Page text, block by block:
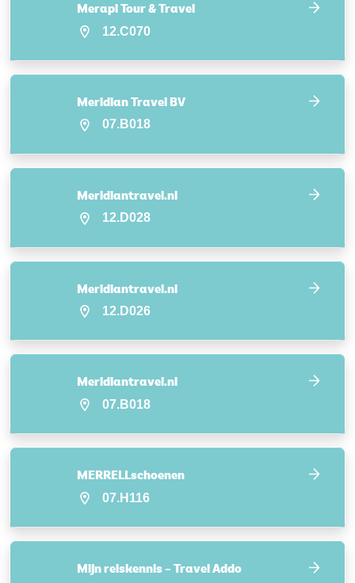
Merapi Tour & Travel
12.C070
Meridian Travel BV
07.B018
Meridiantravel.nl
12.D028
Meridiantravel.nl
12.D026
Meridiantravel.nl
07.B018
MERRELLschoenen
07.H116
Mijn reiskennis – Travel Addo